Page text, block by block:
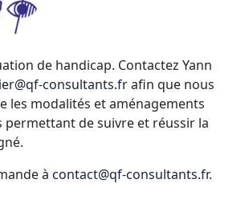
de handicap. Contactez Yann
consultants.frafin que nous
les modalités et aménagements
permettant de suivre et réussir la
à contact@qf-consultants.fr.